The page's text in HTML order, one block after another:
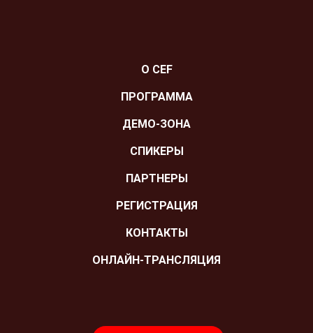
О CEF
ПРОГРАММА
ДЕМО-ЗОНА
СПИКЕРЫ
ПАРТНЕРЫ
РЕГИСТРАЦИЯ
КОНТАКТЫ
ОНЛАЙН-ТРАНСЛЯЦИЯ